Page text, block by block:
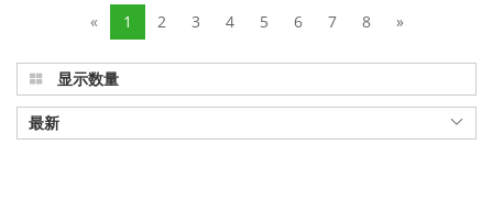
« 1 2 3 4 5 6 7 8 »
显示数量
最新